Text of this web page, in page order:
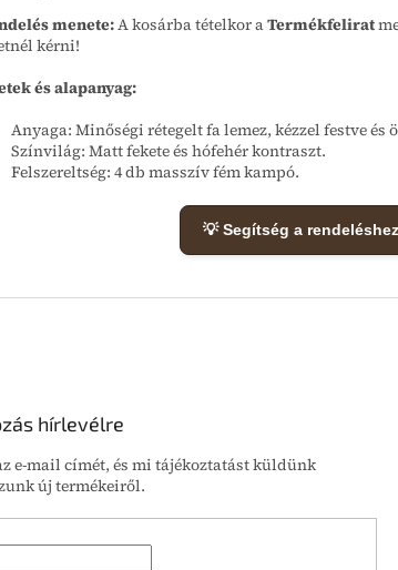
menete:A kosárba tételkor aTermékfelirat
kérni!
és alapanyag:
Anyaga: Minőségi rétegelt fa lemez, kézzel festve és
Színvilág: Matt fekete és hófehér kontraszt.
Felszereltség: 4 db masszív fém kampó.
💡 Segítség a rendeléshez
hírlevélre
e-mail címét, és mi tájékoztatást küldünk
új termékeiről.